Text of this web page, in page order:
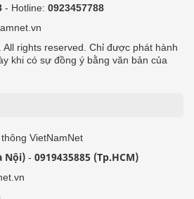
- Hotline: 0923457788
rights reserved. Chỉ được phát hành
khi có sự đồng ý bằng văn bản của
VietNamNet
Nội) - 0919435885 (Tp.HCM)